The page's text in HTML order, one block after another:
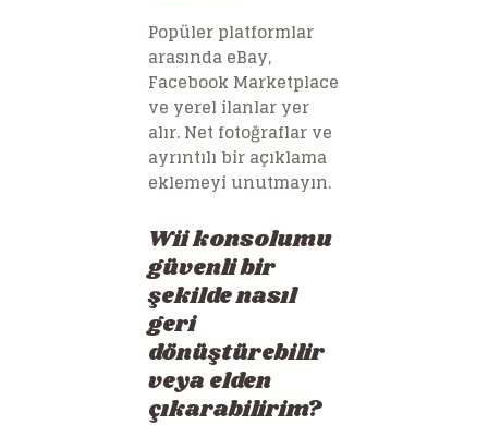
Popüler platformlar
arasında eBay,
Facebook Marketplace
ve yerel ilanlar yer
alır. Net fotoğraflar ve
ayrıntılı bir açıklama
eklemeyi unutmayın.
Wii konsolumu
güvenli bir
şekilde nasıl
geri
dönüştürebilir
veya elden
çıkarabilirim?